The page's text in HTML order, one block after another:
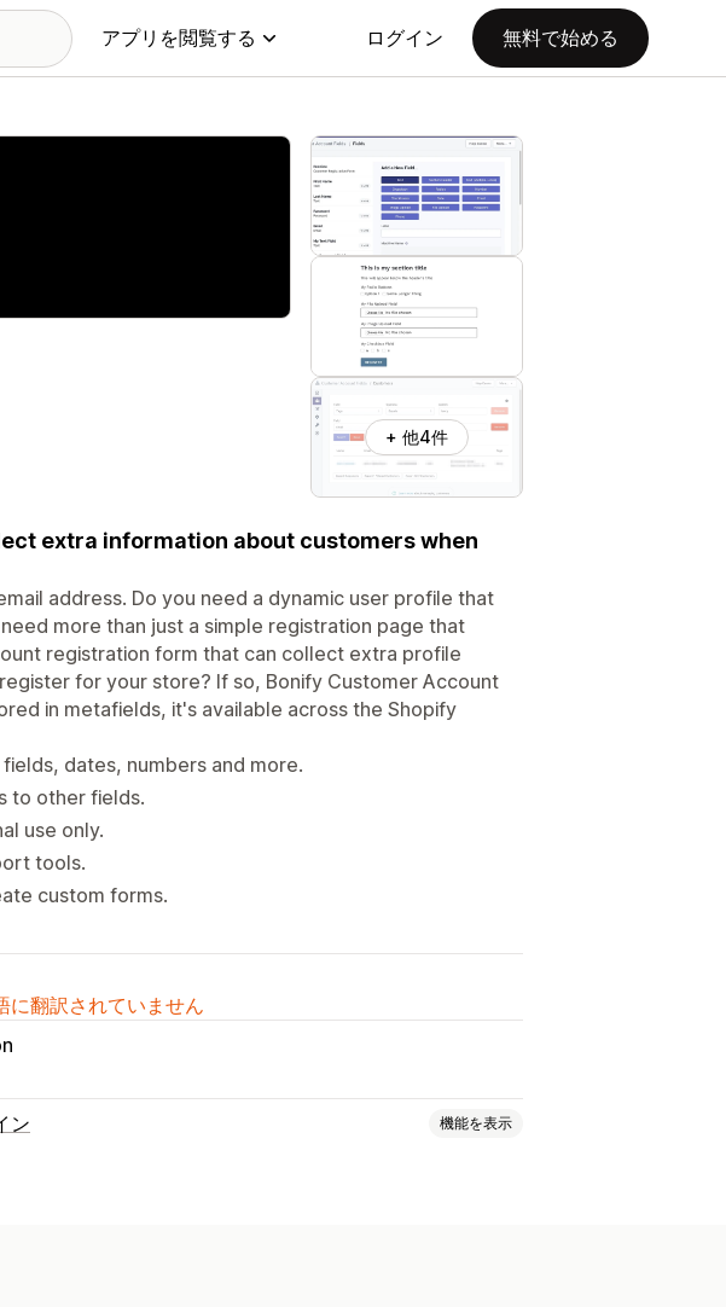
アプリを閲覧する ログイン 無料で始める
+ 他4件
extra information about customers when
address. Do you need a dynamic user profile that
more than just a simple registration page that
registration form that can collect extra profile
for your store? If so, Bonify Customer Account
in metafields, it's available across the Shopify
dates, numbers and more.
to other fields.
use only.
tools.
custom forms.
に翻訳されていません
ン 機能を表示